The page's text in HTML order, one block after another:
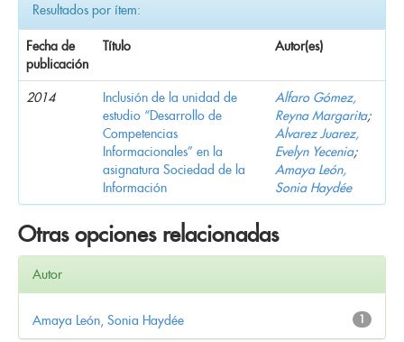
Resultados por ítem:
Fecha de
publicación
Título Autor(es)
2014
Inclusión de la unidad de
estudio “Desarrollo de
Competencias
Informacionales” en la
asignatura Sociedad de la
Información
Alfaro Gómez,
Reyna Margarita;
Alvarez Juarez,
Evelyn Yecenia;
Amaya León,
Sonia Haydée
Otras opciones relacionadas
Autor
1
Amaya León, Sonia Haydée